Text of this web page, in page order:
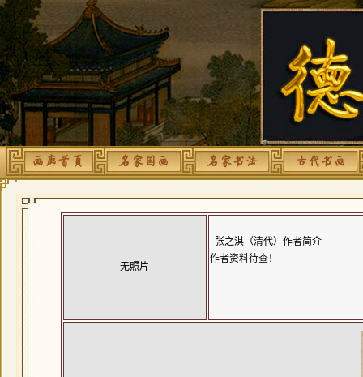
无照片
张之淇（清代）作者简介
作者资料待查！